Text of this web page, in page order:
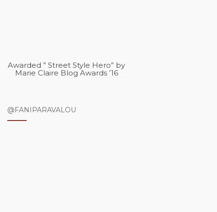
Awarded ” Street Style Hero” by
Marie Claire Blog Awards ’16
@FANIPARAVALOU